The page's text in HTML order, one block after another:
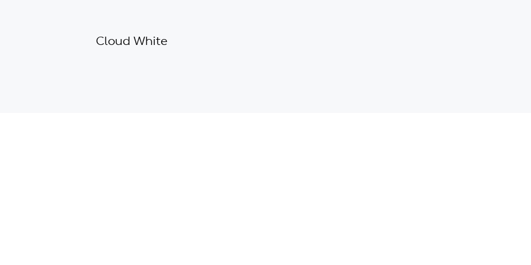
Cloud White